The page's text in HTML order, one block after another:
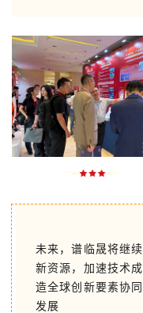
未来，谱临晟将继
新资源，加速技术
造全球创新要素协
发展